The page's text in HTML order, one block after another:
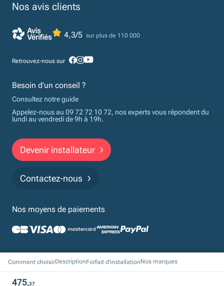
Nos avis clients
4,3/5 sur plus de 110 000
Retrouvez-nous sur
Besoin d’un conseil ?
Consultez notre guide
Appelez-nous au 09 72 72 10 72, nos experts vous répondent du
lundi au vendredi de 9h à 19h.
Devenir installateur
Contactez-nous
Nos moyens de paiements
Politique de confidentialitéCookiesMentions légalesCGV
Comment choisirDescriptionForfait d'installationNos marques
475,37